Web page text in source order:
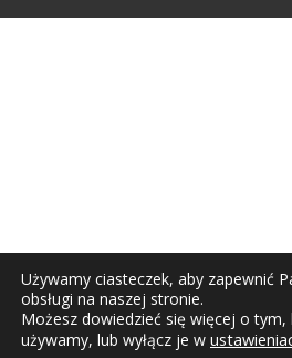
Używamy ciasteczek, aby zapewnić
obsługi na naszej stronie.
Możesz dowiedzieć się więcej o
używamy, lub wyłącz je w